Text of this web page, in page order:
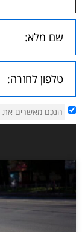
הנכם מאשרים את